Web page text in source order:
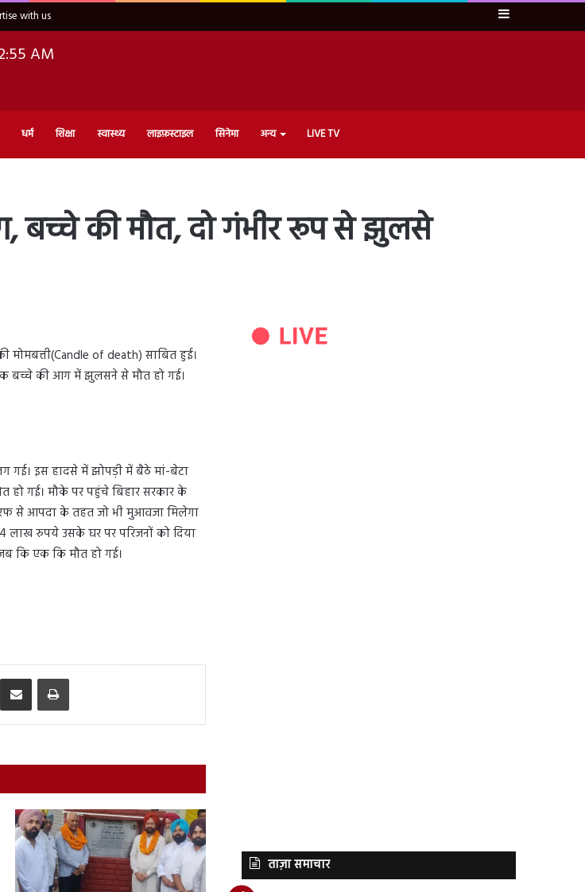
with us Sidebar
AM
धर्म शिक्षा स्वास्थ्य लाइफ़स्टाइल सिनेमा अन्य LIVE TV
बच्चे की मौत, दो गंभीर रूप से झुलसे
मोमबत्ती(Candle of death) साबित हुई।
बच्चे की आग में झुलसने से मौत हो गई।
गई। इस हादसे में झोपड़ी में बैठे मां-बेटा
गई। मौके पर पहुंचे बिहार सरकार के
से आपदा के तहत जो भी मुआवजा मिलेगा
लाख रुपये उसके घर पर परिजनों को दिया
कि एक कि मौत हो गई।
Share via Email Print
ताज़ा समाचार